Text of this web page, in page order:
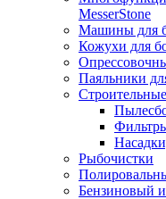
MesserStone
Машины для
Кожухи для
Паяльники
Рыбочистки
Бензиновый